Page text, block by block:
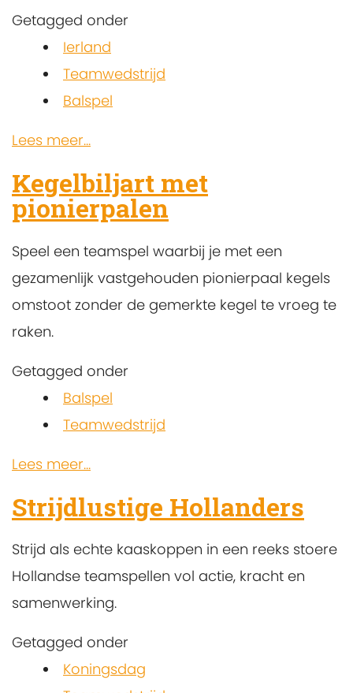
Getagged onder
Ierland
Teamwedstrijd
Balspel
Lees meer...
Kegelbiljart met
pionierpalen
Speel een teamspel waarbij je met een
gezamenlijk vastgehouden pionierpaal kegels
omstoot zonder de gemerkte kegel te vroeg te
raken.
Getagged onder
Balspel
Teamwedstrijd
Lees meer...
Strijdlustige Hollanders
Strijd als echte kaaskoppen in een reeks stoere
Hollandse teamspellen vol actie, kracht en
samenwerking.
Getagged onder
Koningsdag